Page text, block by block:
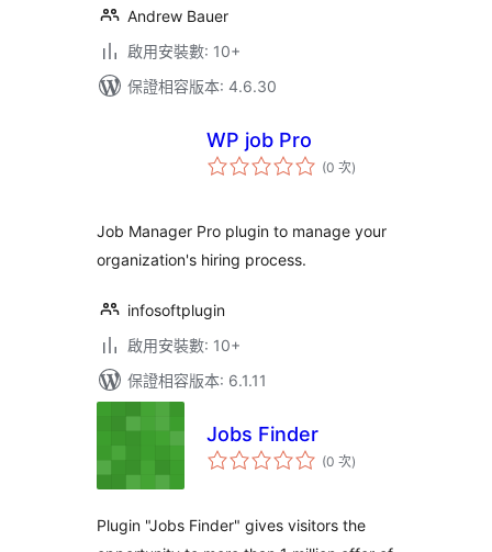
Andrew Bauer
啟用安裝數: 10+
保證相容版本: 4.6.30
WP job Pro
(0 次評
分)
Job Manager Pro plugin to manage your
organization's hiring process.
infosoftplugin
啟用安裝數: 10+
保證相容版本: 6.1.11
Jobs Finder
(0 次評
分)
Plugin "Jobs Finder" gives visitors the